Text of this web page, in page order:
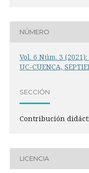
NÚMERO
Vol. 6 Núm. 3 (2021):
UC-CUENCA,
SECCIÓN
Contribución
LICENCIA